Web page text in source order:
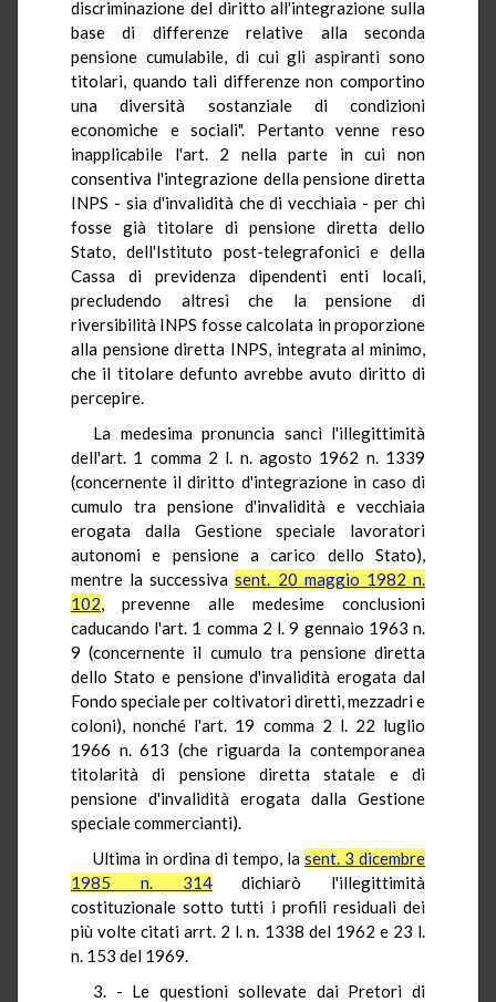
discriminazione del diritto all'integrazione sulla
base di differenze relative alla seconda
pensione cumulabile, di cui gli aspiranti sono
titolari, quando tali differenze non comportino
una diversità sostanziale di condizioni
economiche e sociali". Pertanto venne reso
inapplicabile l'art. 2 nella parte in cui non
consentiva l'integrazione della pensione diretta
INPS - sia d'invalidità che di vecchiaia - per chi
fosse già titolare di pensione diretta dello
Stato, dell'Istituto post-telegrafonici e della
Cassa di previdenza dipendenti enti locali,
precludendo altresì che la pensione di
riversibilità INPS fosse calcolata in proporzione
alla pensione diretta INPS, integrata al minimo,
che il titolare defunto avrebbe avuto diritto di
percepire.
La medesima pronuncia sancì l'illegittimità
dell'art. 1 comma 2 l. n. agosto 1962 n. 1339
(concernente il diritto d'integrazione in caso di
cumulo tra pensione d'invalidità e vecchiaia
erogata dalla Gestione speciale lavoratori
autonomi e pensione a carico dello Stato),
mentre la successivasent. 20 maggio 1982 n.
102, prevenne alle medesime conclusioni
caducando l'art. 1 comma 2 l. 9 gennaio 1963 n.
9 (concernente il cumulo tra pensione diretta
dello Stato e pensione d'invalidità erogata dal
Fondo speciale per coltivatori diretti, mezzadri e
coloni), nonché l'art. 19 comma 2 l. 22 luglio
1966 n. 613 (che riguarda la contemporanea
titolarità di pensione diretta statale e di
pensione d'invalidità erogata dalla Gestione
speciale commercianti).
Ultima in ordina di tempo, la sent. 3 dicembre
1985 n. 314dichiarò l'illegittimità
costituzionale sotto tutti i profili residuali dei
più volte citati arrt. 2 l. n. 1338 del 1962 e 23 l.
n. 153 del 1969.
3. - Le questioni sollevate dai Pretori di